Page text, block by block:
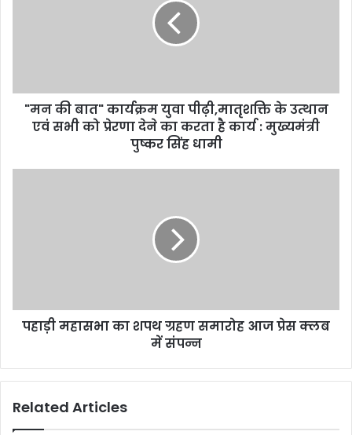
d
s
"मन की बात" कार्यक्रम युवा पीढ़ी,मातृशक्ति के उत्थान
एवं सभी को प्रेरणा देने का करता है कार्य : मुख्यमंत्री
पुष्कर सिंह धामी
पहाड़ी महासभा का शपथ ग्रहण समारोह आज प्रेस क्लब
में संपन्न
Related Articles